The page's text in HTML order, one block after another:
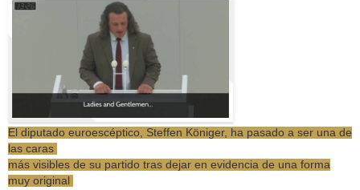
El diputado euroescéptico, Steffen Königer, ha pasado a ser una de
las caras
más visibles de su partido tras dejar en evidencia de una forma
muy original